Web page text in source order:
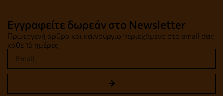
Εγγραφείτε δωρεάν στο Newsletter
Πρωτογενή άρθρα και καινούργιο περιεχόμενο στο email σας
κάθε 15 ημέρες